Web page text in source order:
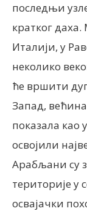
последњи
кратког даха.
Италији, у
неколико
ће вршити
Запад,
показала као
освојили
Арабљани су
територије у
освајачки